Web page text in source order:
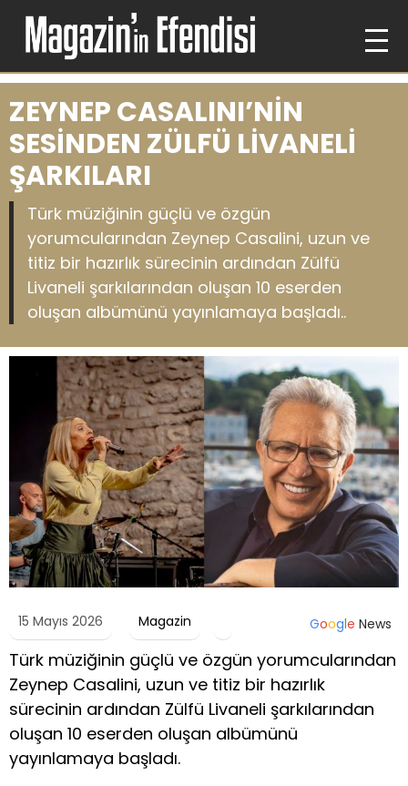
ZEYNEP CASALINI’NİN
SESİNDEN ZÜLFÜ LİVANELİ
ŞARKILARI
Türk müziğinin güçlü ve özgün
yorumcularından Zeynep Casalini, uzun ve
titiz bir hazırlık sürecinin ardından Zülfü
Livaneli şarkılarından oluşan 10 eserden
oluşan albümünü yayınlamaya başladı..
15 Mayıs 2026 Magazin Google News
Türk müziğinin güçlü ve özgün yorumcularından
Zeynep Casalini, uzun ve titiz bir hazırlık
sürecinin ardından Zülfü Livaneli şarkılarından
oluşan 10 eserden oluşan albümünü
yayınlamaya başladı.